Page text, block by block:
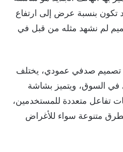
تكون بنسبة عرض إلى ارتفاع
وهو تصميم لم نشهد مثله من قبل في
تصميم صدفي عمودي، يختلف
في السوق، ويتميز بشاشة
تفاعل متعددة للمستخدمين،
بطرق متنوعة سواء للأغراض